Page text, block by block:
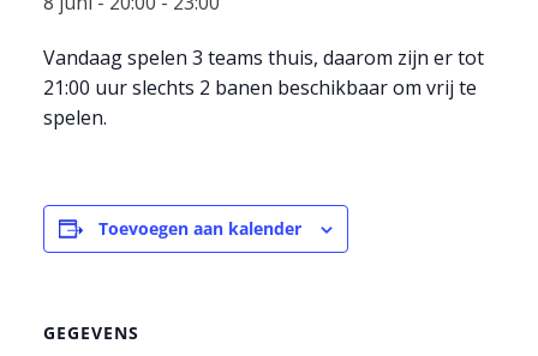
Vandaag spelen 3 teams thuis, daarom zijn er tot
21:00 uur slechts 2 banen beschikbaar om vrij te
spelen.
Toevoegen aan kalender
GEGEVENS